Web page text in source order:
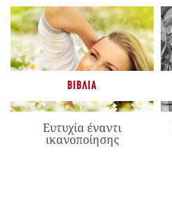
ΒΙΒΛΊΑ
Ευτυχία έναντι
ικανοποίησης